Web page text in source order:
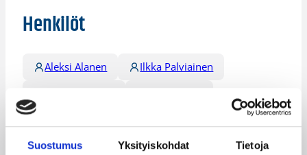
Suostumus Yksityiskohdat Tietoja
Henkilöt
Aleksi Alanen
Ilkka Palviainen
Vesa Heinonen